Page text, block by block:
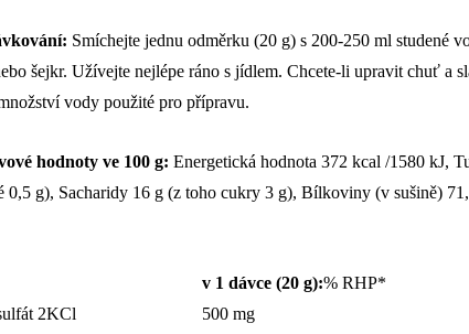
Smíchejte jednu odměrku (20 g) s 200-250 ml studené
šejkr. Užívejte nejlépe ráno s jídlem. Chcete-li upravit chuť a
vody použité pro přípravu.
hodnoty ve 100 g: Energetická hodnota 372 kcal /1580 kJ,
0,5 g), Sacharidy 16 g (z toho cukry 3 g), Bílkoviny (v sušině)
v 1 dávce (20 g):% RHP*
sulfát 2KCl
500 mg